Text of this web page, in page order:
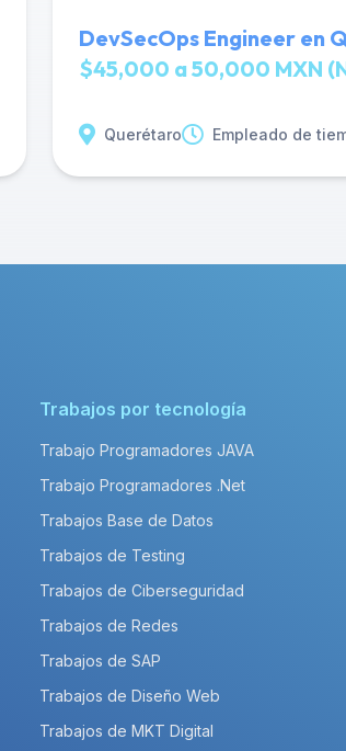
DevSecOps Engineer en
$45,000 a 50,000 MXN
Querétaro Empleado de
Trabajos por tecnología
Trabajo Programadores JAVA
Trabajo Programadores .Net
Trabajos Base de Datos
Trabajos de Testing
Trabajos de Ciberseguridad
Trabajos de Redes
Trabajos de SAP
Trabajos de Diseño Web
Trabajos de MKT Digital